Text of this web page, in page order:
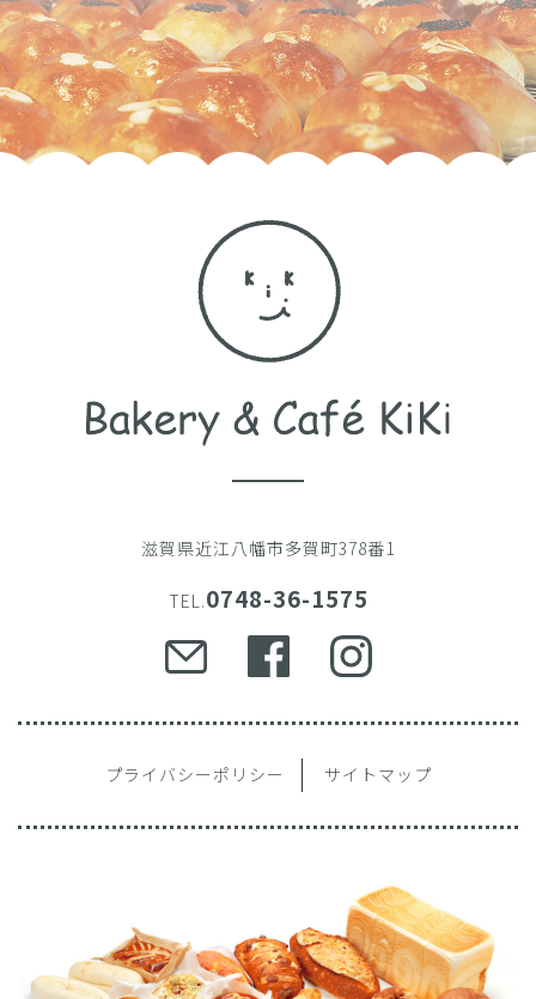
滋賀県近江八幡市多賀町378番1
TEL.0748-36-1575
プライバシーポリシー サイトマップ